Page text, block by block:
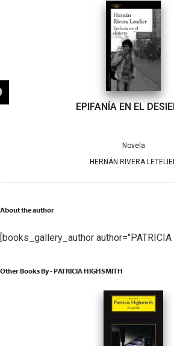
EPIFANÍA EN EL
Novela
HERNÁN RIVERA
About the author
[books_gallery_author author="PATRICIA
Other Books By - PATRICIA HIGHSMITH